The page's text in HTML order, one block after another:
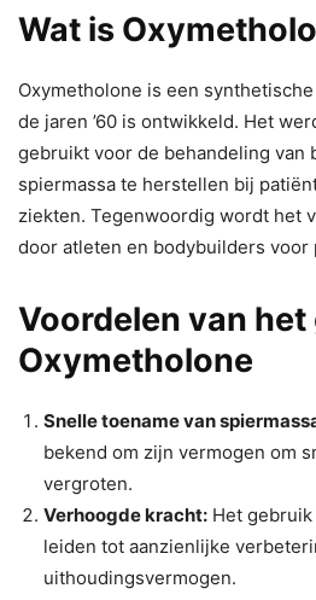
Wat is
Oxymetholone is een
de jaren ’60 is ontwikkeld. Het
gebruikt voor de behandeling van
spiermassa te herstellen bij
ziekten. Tegenwoordig wordt het
door atleten en bodybuilders
Voordelen van
Oxymetholone
Snelle toename van
bekend om zijn vermogen om
vergroten.
Verhoogde kracht: Het
leiden tot aanzienlijke
uithoudingsvermogen.